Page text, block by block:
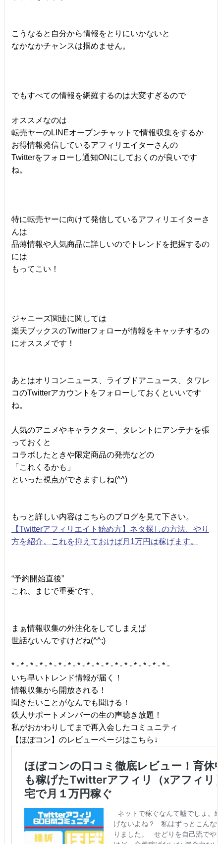
こうなると自分から情報をとりにいかないと
なかなかチャンスは掴めません。
でもすべての情報を網羅するのは大変すぎるので
オススメなのは
転売ヤーのLINEオープンチャットで情報収集をするか
お得情報発信しているアフィリエイターさんの
Twitterをフォローし通知ONにしておくのが良いです
ね。
特に転売ヤーに向けて発信しているアフィリエイターさ
んは
品薄情報や人気商品に詳しいのでトレンドを把握するの
には
もってこい！
ジャニーズ関連に関しては
楽天ブックスのTwitterフォローが情報をキャッチするの
にオススメです！
あとはオリコンニュース、ライブドアニュース、タワレ
コのTwitterアカウントをフォローしておくといいです
ね。
人気のアニメやキャラクター、タレントにアンテナを張
っておくと
コラボしたときや限定商品の発売などの
「これくるかも」
といった視点ができますしね(^^)
もっと詳しい内容はこちらのブログを見て下さい。
【Twitterアフィリエイト始め方】ネタ探しの方法、やり
方を紹介。これを抑えておけば月1万円は稼げます。
“予約開始直後”
これ、まじで重要です。
まぁ情報収集の外注化をしてしまえば
世話ないんですけどね(^^;)
* - * - * - * - * - * - * - * - * - * - * - * - * - * - * - * - * -
いち早いトレンド情報が届く！
情報収集から開放される！
聞きたいことがなんでも聞ける！
鉄人サポートメンバーの生の声聴き放題！
私がおかわりしてまで再入会したコミュニティ
【ほぼコン】のレビューページはこちら↓